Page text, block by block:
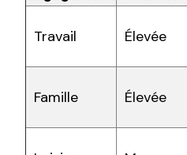
Travail Élevée
Famille Élevée